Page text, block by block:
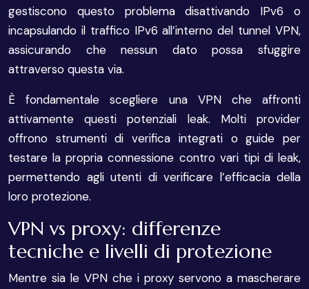
gestiscono questo problema disattivando IPv6 o
incapsulando il traffico IPv6 all’interno del tunnel VPN,
assicurando che nessun dato possa sfuggire
attraverso questa via.
È fondamentale scegliere una VPN che affronti
attivamente questi potenziali leak. Molti provider
offrono strumenti di verifica integrati o guide per
testare la propria connessione contro vari tipi di leak,
permettendo agli utenti di verificare l’efficacia della
loro protezione.
VPN vs proxy: differenze
tecniche e livelli di protezione
Mentre sia le VPN che i proxy servono a mascherare